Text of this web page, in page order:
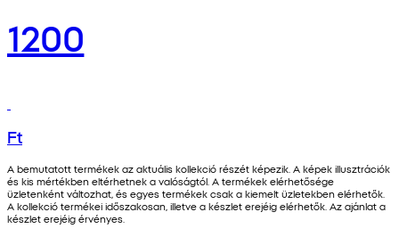
1200
Ft
A bemutatott termékek az aktuális kollekció részét képezik. A képek illusztrációk
és kis mértékben eltérhetnek a valóságtól. A termékek elérhetősége
üzletenként változhat, és egyes termékek csak a kiemelt üzletekben elérhetők.
A kollekció termékei időszakosan, illetve a készlet erejéig elérhetők. Az ajánlat a
készlet erejéig érvényes.